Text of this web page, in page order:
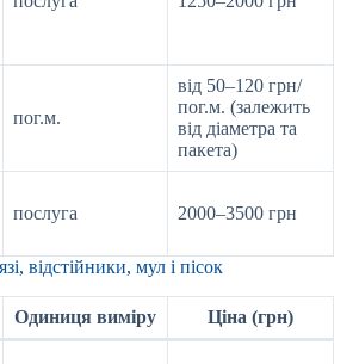
пог.м.
від 50–120 грн/
пог.м. (залежить
від діаметра та
пакета)
послуга 2000–3500 грн
відстійники, мул і пісок
Одиниця виміру Ціна (грн)